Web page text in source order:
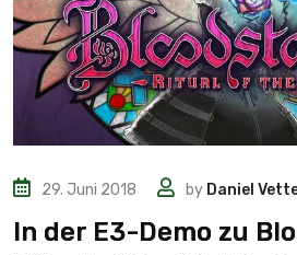
29. Juni 2018 by Daniel
In der E3-Demo zu